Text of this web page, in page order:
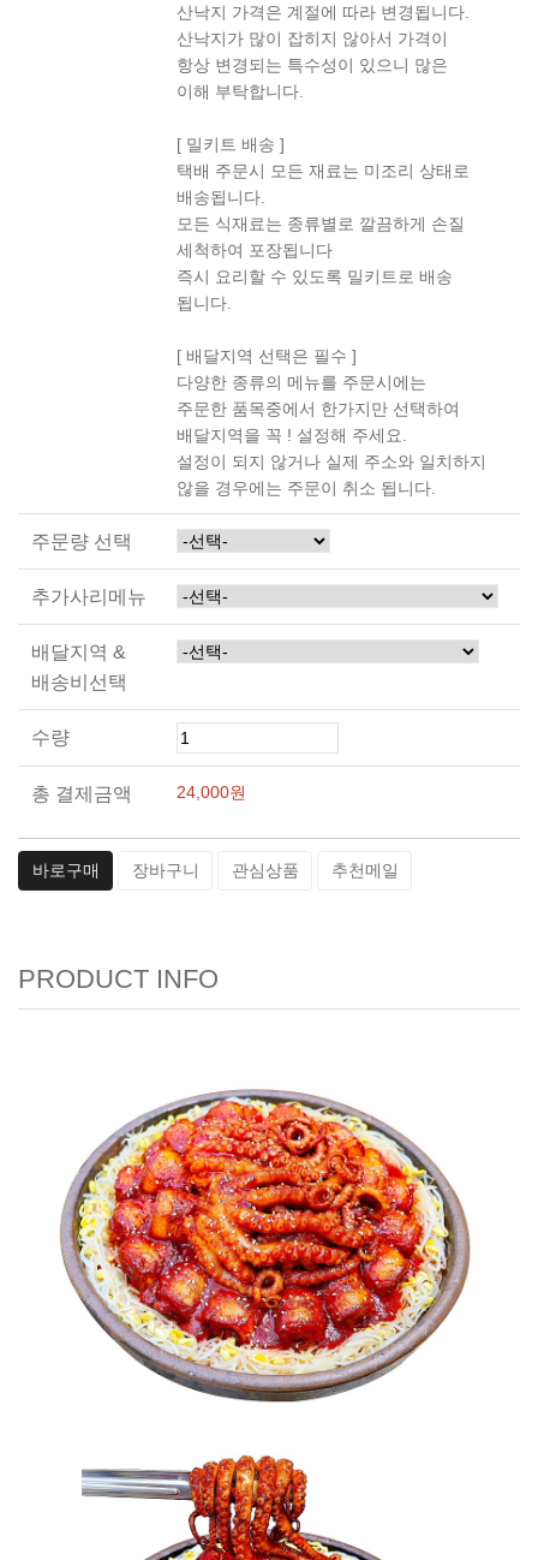
산낙지 가격은 계절에 따라 변경됩니다.
산낙지가 많이 잡히지 않아서 가격이
항상 변경되는 특수성이 있으니 많은
이해 부탁합니다.
[ 밀키트 배송 ]
택배 주문시 모든 재료는 미조리 상태로
배송됩니다.
모든 식재료는 종류별로 깔끔하게 손질
세척하여 포장됩니다
즉시 요리할 수 있도록 밀키트로 배송
됩니다.
[ 배달지역 선택은 필수 ]
다양한 종류의 메뉴를 주문시에는
주문한 품목중에서 한가지만 선택하여
배달지역을 꼭 ! 설정해 주세요.
설정이 되지 않거나 실제 주소와 일치하지
않을 경우에는 주문이 취소 됩니다.
주문량 선택
추가사리메뉴
배달지역 &
배송비선택
수량
총 결제금액 24,000원
바로구매 장바구니 관심상품 추천메일
PRODUCT INFO